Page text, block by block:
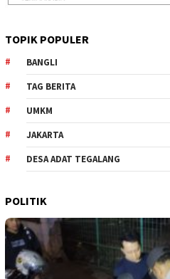
TOPIK POPULER
BANGLI
TAG BERITA
UMKM
JAKARTA
DESA ADAT TEGALANG
POLITIK